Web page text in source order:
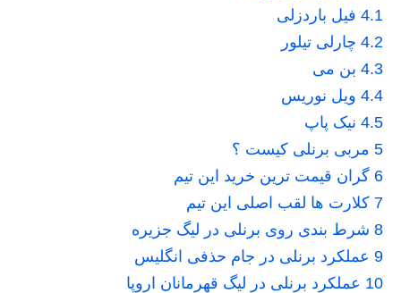
4.1 فیل باردزلی
4.2 چارلی تیلور
4.3 بن می
4.4 ویل نوریس
4.5 نیک پاپ
5 مربی برنلی کیست ؟
6 گران قیمت ترین خرید این تیم
7 کلارت ها لقب اصلی این تیم
8 شرط بندی روی برنلی در لیگ جزیره
9 عملکرد برنلی در جام حذفی انگلیس
10 عملکرد برنلی در لیگ قهرمانان اروپا